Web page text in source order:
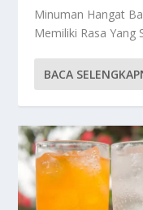
Minuman Hangat
Memiliki Rasa Yang
BACA